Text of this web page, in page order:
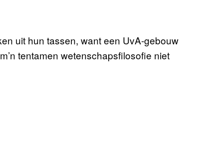
uit hun tassen, want een UvA-gebouw
tentamen wetenschapsfilosofie niet